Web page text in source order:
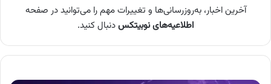
آخرین اخبار، به‌روزرسانی‌ها و تغییرات مهم را می‌توانید در صفحه
اطلاعیه‌های نوبیتکسدنبال کنید.